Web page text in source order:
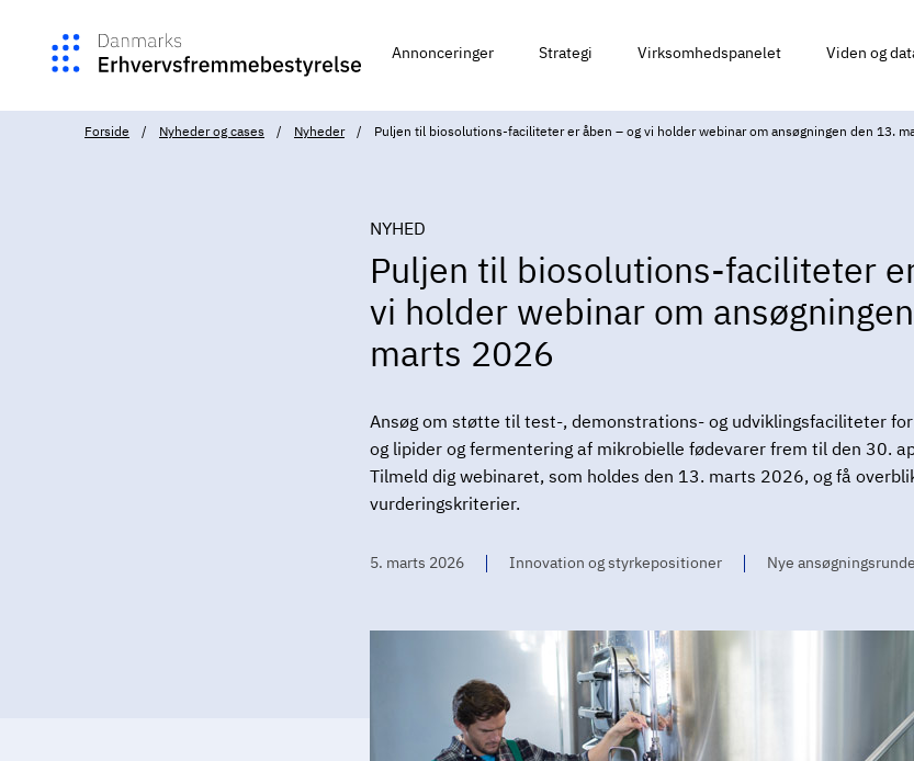
Annonceringer Strategi Virksomhedspanelet Viden og
Forside Nyheder og cases Nyheder Puljen til biosolutions-faciliteter er åben – og vi holder webinar om ansøgningen den 13.
NYHED
Puljen til biosolutions-faciliteter
vi holder webinar om
marts 2026
Ansøg om støtte til test-, demonstrations- og udviklingsfaciliteter
og lipider og fermentering af mikrobielle fødevarer frem til den 30.
Tilmeld dig webinaret, som holdes den 13. marts 2026, og få
vurderingskriterier.
5. marts 2026 Innovation og styrkepositioner Nye